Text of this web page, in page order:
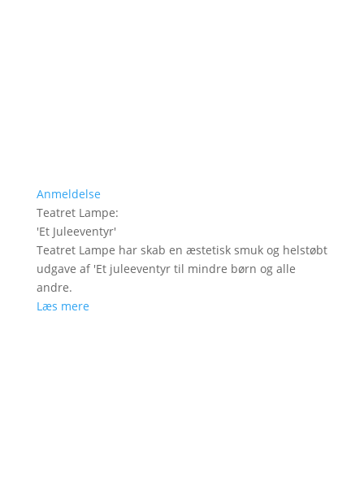
Anmeldelse
Teatret Lampe:
'Et Juleeventyr'
Teatret Lampe har skab en æstetisk smuk og helstøbt
udgave af 'Et juleeventyr til mindre børn og alle
andre.
Læs mere